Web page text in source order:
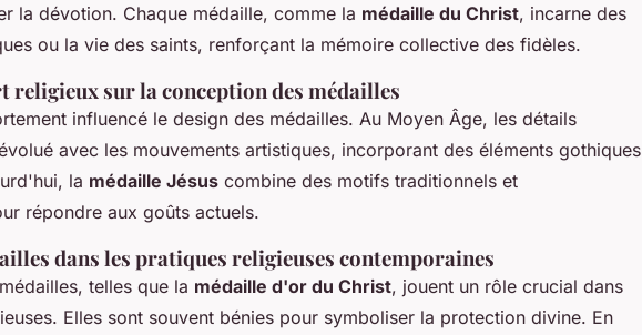
la dévotion. Chaque médaille, comme la médaille du Christ, incarne des
ou la vie des saints, renforçant la mémoire collective des fidèles.
religieux sur la conception des médailles
influencé le design des médailles. Au Moyen Âge, les détails
avec les mouvements artistiques, incorporant des éléments gothiques
la médaille Jésus combine des motifs traditionnels et
répondre aux goûts actuels.
dans les pratiques religieuses contemporaines
telles que la médaille d'or du Christ, jouent un rôle crucial dans
Elles sont souvent bénies pour symboliser la protection divine. En